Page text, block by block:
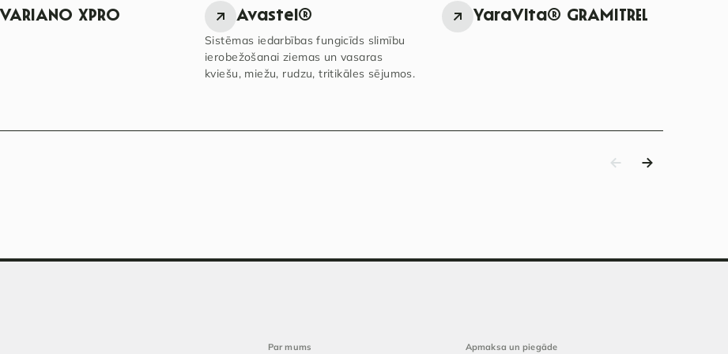
VARIANO XPRO Avastel®
Sistēmas iedarbības fungicīds slimību
ierobežošanai ziemas un vasaras
kviešu, miežu, rudzu, tritikāles sējumos.
YaraVita® GRAMITREL
Par mums Apmaksa un piegāde